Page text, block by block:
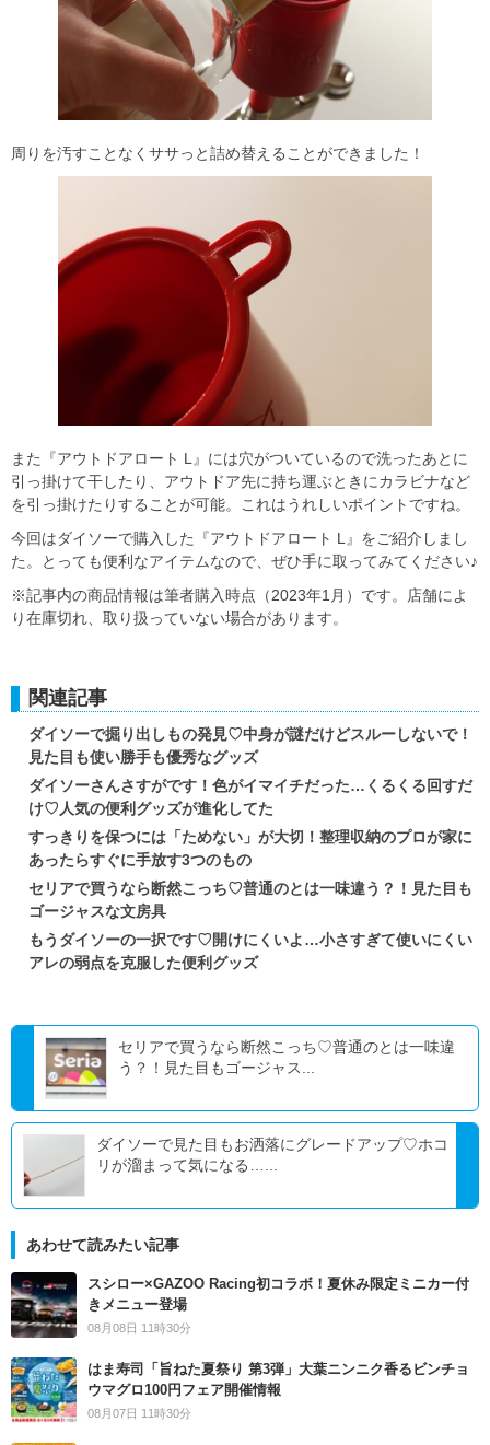
周りを汚すことなくササっと詰め替えることができました！
また『アウトドアロート L』には穴がついているので洗ったあとに
引っ掛けて干したり、アウトドア先に持ち運ぶときにカラビナなど
を引っ掛けたりすることが可能。これはうれしいポイントですね。
今回はダイソーで購入した『アウトドアロート L』をご紹介しまし
た。とっても便利なアイテムなので、ぜひ手に取ってみてください♪
※記事内の商品情報は筆者購入時点（2023年1月）です。店舗によ
り在庫切れ、取り扱っていない場合があります。
関連記事
ダイソーで掘り出しもの発見♡中身が謎だけどスルーしないで！
見た目も使い勝手も優秀なグッズ
ダイソーさんさすがです！色がイマイチだった…くるくる回すだ
け♡人気の便利グッズが進化してた
すっきりを保つには「ためない」が大切！整理収納のプロが家に
あったらすぐに手放す3つのもの
セリアで買うなら断然こっち♡普通のとは一味違う？！見た目も
ゴージャスな文房具
もうダイソーの一択です♡開けにくいよ…小さすぎて使いにくい
アレの弱点を克服した便利グッズ
セリアで買うなら断然こっち♡普通のとは一味違
う？！見た目もゴージャス...
ダイソーで見た目もお洒落にグレードアップ♡ホコ
リが溜まって気になる…...
あわせて読みたい記事
スシロー×GAZOO Racing初コラボ！夏休み限定ミニカー付
きメニュー登場
08月08日 11時30分
はま寿司「旨ねた夏祭り 第3弾」大葉ニンニク香るビンチョ
ウマグロ100円フェア開催情報
08月07日 11時30分